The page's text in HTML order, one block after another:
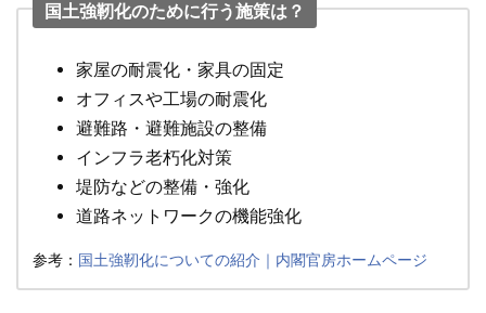
国土強靭化のために行う施策は？
家屋の耐震化・家具の固定
オフィスや工場の耐震化
避難路・避難施設の整備
インフラ老朽化対策
堤防などの整備・強化
道路ネットワークの機能強化
参考： 国土強靭化についての紹介｜内閣官房ホームページ